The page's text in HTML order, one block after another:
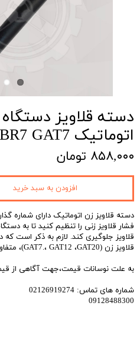
دسته قلاویز دستگاه
اتوماتیک AST-BR7 GAT7
۸۵۸,۰۰۰ تومان
دسته قلاویز‌‌ زن اتوماتیک دارای شماره
فشار قلاویز زنی را تنظیم کنید تا به
قلاویز جلوگیری کند. لازم به ذکر است که
قلاویز زن (GAT7.، GAT12 ،GAT20)، متفاوت است
به علت نوسانات قیمت،جهت آگاهی از
شماره های تماس: 02126919274
09128488300
افزودن به سبد خرید